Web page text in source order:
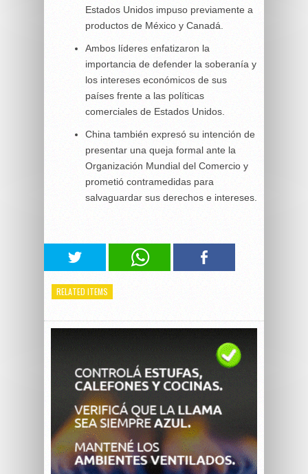
Estados Unidos impuso previamente a
productos de México y Canadá.
Ambos líderes enfatizaron la
importancia de defender la soberanía y
los intereses económicos de sus
países frente a las políticas
comerciales de Estados Unidos.
China también expresó su intención de
presentar una queja formal ante la
Organización Mundial del Comercio y
prometió contramedidas para
salvaguardar sus derechos e intereses.
RELATED ITEMS